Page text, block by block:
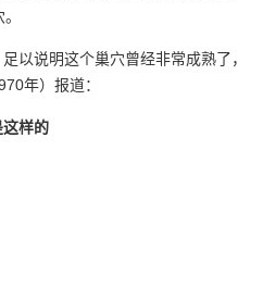
以说明这个巢穴曾经非常成熟了，
年）报道：
这样的